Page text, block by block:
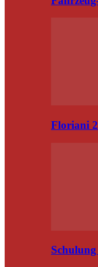
Floriani